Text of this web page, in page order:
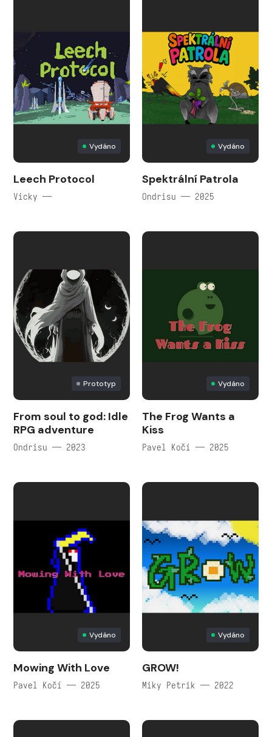
Vydáno
Leech Protocol
Vicky —
Vydáno
Spektrální Patrola
Ondrisu — 2025
Prototyp
From soul to god: Idle
RPG adventure
Ondrisu — 2023
Vydáno
The Frog Wants a
Kiss
Pavel Kočí — 2025
Vydáno
Mowing With Love
Pavel Kočí — 2025
Vydáno
GROW!
Miky Petrik — 2022